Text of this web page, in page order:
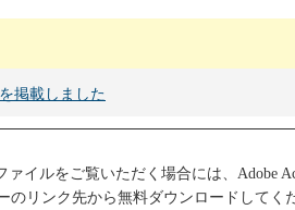
掲載しました
ァイルをご覧いただく場合には、Adobe
のリンク先から無料ダウンロードしてく